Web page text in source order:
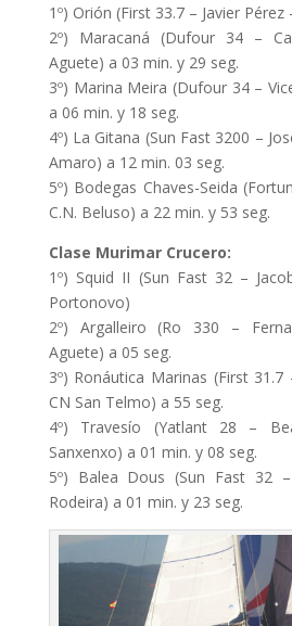
1º) Orión (First 33.7 – Javier Pérez
2º) Maracaná (Dufour 34 –
Aguete) a 03 min. y 29 seg.
3º) Marina Meira (Dufour 34 –
a 06 min. y 18 seg.
4º) La Gitana (Sun Fast 3200 –
Amaro) a 12 min. 03 seg.
5º) Bodegas Chaves-Seida
C.N. Beluso) a 22 min. y 53 seg.
Clase Murimar Crucero:
1º) Squid II (Sun Fast 32 –
Portonovo)
2º) Argalleiro (Ro 330 –
Aguete) a 05 seg.
3º) Ronáutica Marinas (First 31.7
CN San Telmo) a 55 seg.
4º) Travesío (Yatlant 28 –
Sanxenxo) a 01 min. y 08 seg.
5º) Balea Dous (Sun Fast 32
Rodeira) a 01 min. y 23 seg.